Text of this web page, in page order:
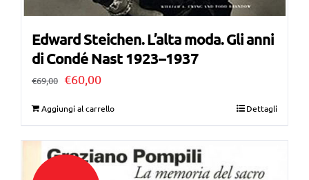
Edward Steichen. L’alta moda. Gli anni
di Condé Nast 1923–1937
€69,00 Il
€69,00.
€60,00Il
€60,00.
Aggiungi al carrello Dettagli